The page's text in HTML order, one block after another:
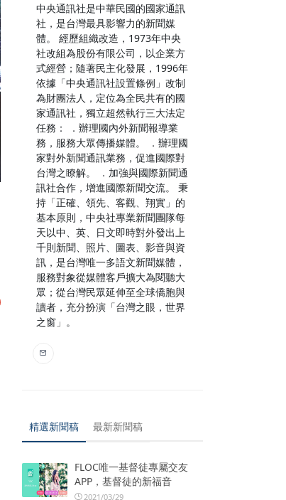
中央通訊社是中華民國的國家通訊
社，是台灣最具影響力的新聞媒
體。 經歷組織改造，1973年中央
社改組為股份有限公司，以企業方
式經營；隨著民主化發展，1996年
依據「中央通訊社設置條例」改制
為財團法人，定位為全民共有的國
家通訊社，獨立超然執行三大法定
任務： ．辦理國內外新聞報導業
務，服務大眾傳播媒體。 ．辦理國
家對外新聞通訊業務，促進國際對
台灣之瞭解。 ．加強與國際新聞通
訊社合作，增進國際新聞交流。 秉
持「正確、領先、客觀、翔實」的
基本原則，中央社專業新聞團隊每
天以中、英、日文即時對外發出上
千則新聞、照片、圖表、影音與資
訊，是台灣唯一多語文新聞媒體，
服務對象從媒體客戶擴大為閱聽大
眾；從台灣民眾延伸至全球僑胞與
讀者，充分扮演「台灣之眼，世界
之窗」。
精選新聞稿 最新新聞稿
FLOC唯一基督徒專屬交友
APP，基督徒的新福音
2021/03/29